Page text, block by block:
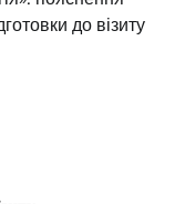
до візиту